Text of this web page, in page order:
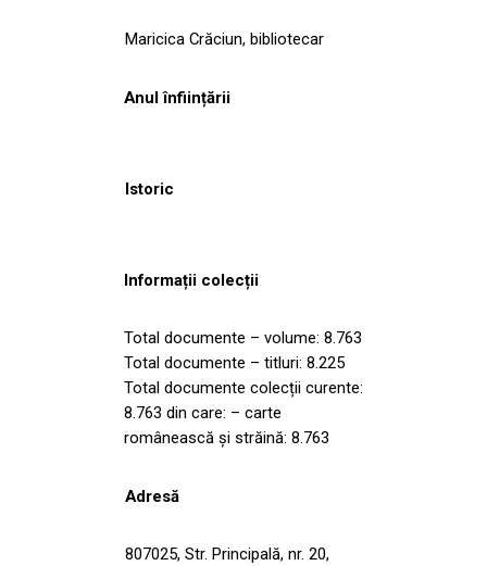
Maricica Crăciun, bibliotecar
Anul înființării
Istoric
Informații colecții
Total documente – volume: 8.763
Total documente – titluri: 8.225
Total documente colecții curente:
8.763 din care: – carte
românească și străină: 8.763
Adresă
807025, Str. Principală, nr. 20,